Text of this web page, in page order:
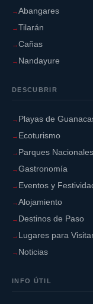
Abangares
Tilarán
Cañas
Nandayure
DESCUBRIR
Playas de
Ecoturismo
Parques Nacionales
Gastronomía
Eventos y
Alojamiento
Destinos de Paso
Lugares para
Noticias
INFO ÚTIL